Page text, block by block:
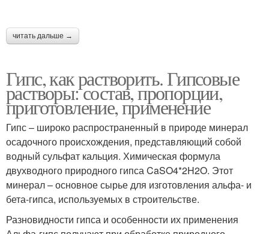
читать дальше →
Гипс, как растворить. Гипсовые
растворы: состав, пропорции,
приготовление, применение
Гипс – широко распространенный в природе минерал
осадочного происхождения, представляющий собой
водный сульфат кальция. Химическая формула
двухводного природного гипса CaSO4*2H2O. Этот
минерал – основное сырье для изготовления альфа- и
бета-гипса, используемых в строительстве.
Разновидности гипса и особенности их применения